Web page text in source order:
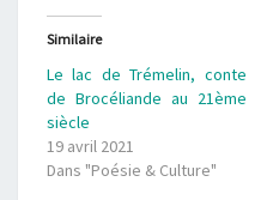
Similaire
Le lac de Trémelin, conte
de Brocéliande au 21ème
siècle
19 avril 2021
Dans "Poésie & Culture"